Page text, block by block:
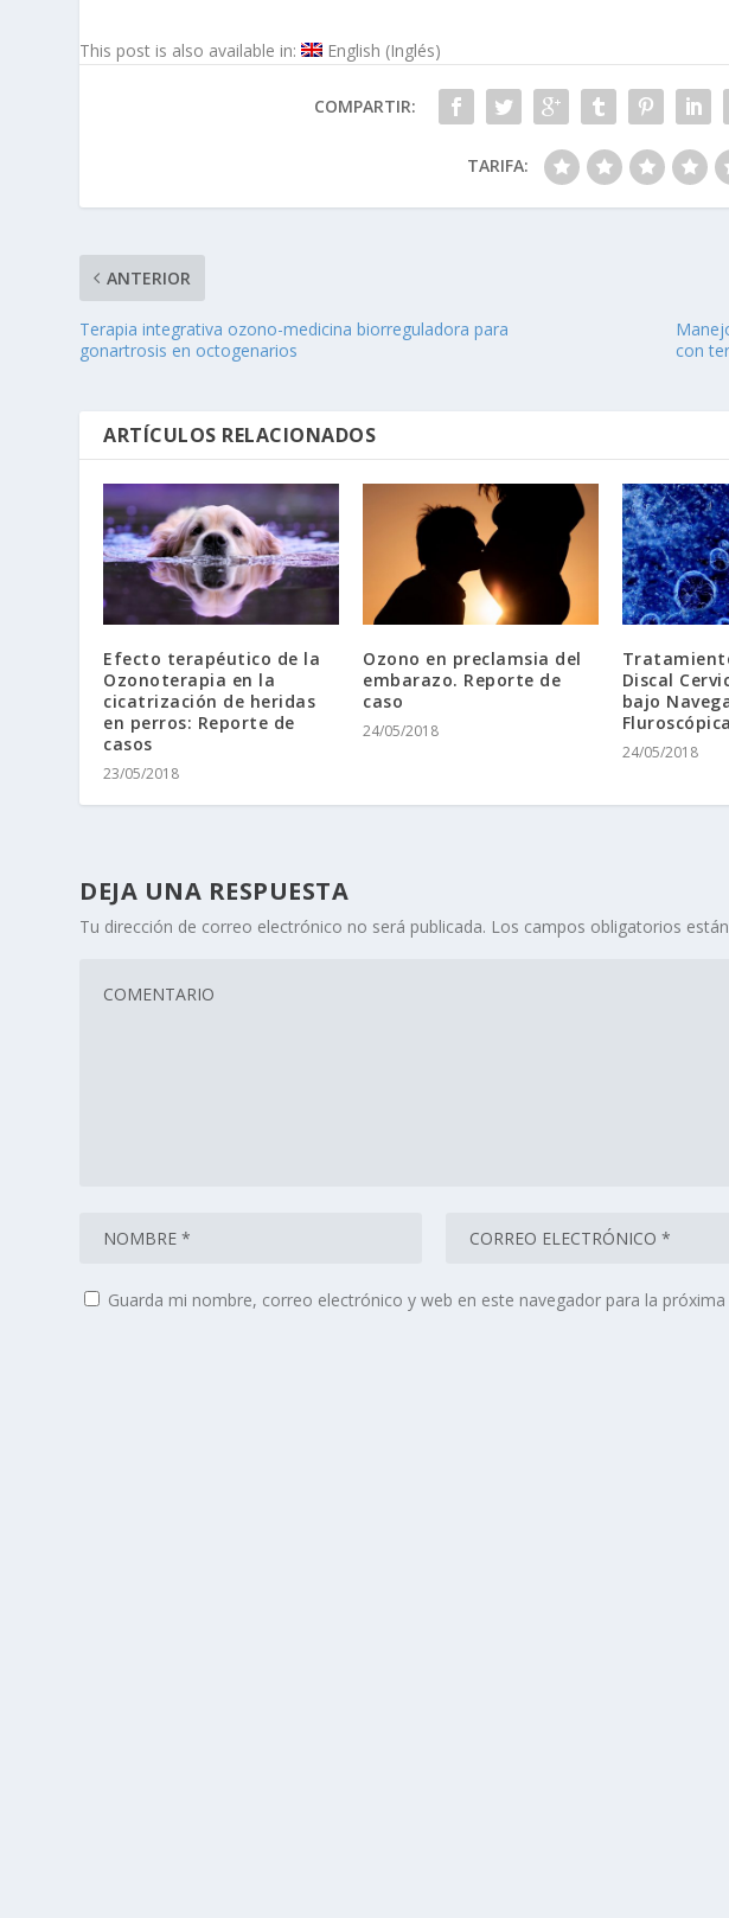
This post is also available in: English (Inglés)
COMPARTIR:
TARIFA:
ANTERIOR
Terapia integrativa ozono-medicina biorreguladora para
gonartrosis en octogenarios
con
ARTÍCULOS RELACIONADOS
Efecto terapéutico de la
Ozonoterapia en la
cicatrización de heridas
en perros: Reporte de
casos
23/05/2018
Ozono en preclamsia del
embarazo. Reporte de
caso
24/05/2018
Discal
bajo
Fluroscópica
24/05/2018
DEJA UNA RESPUESTA
Tu dirección de correo electrónico no será publicada. Los campos obligatorios
Guarda mi nombre, correo electrónico y web en este navegador para la